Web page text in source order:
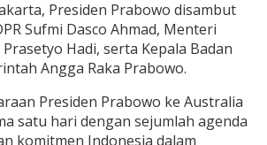
Presiden Prabowo disambut
Sufmi Dasco Ahmad, Menteri
Hadi, serta Kepala Badan
Angga Raka Prabowo.
Presiden Prabowo ke Australia
satu hari dengan sejumlah agenda
komitmen Indonesia dalam